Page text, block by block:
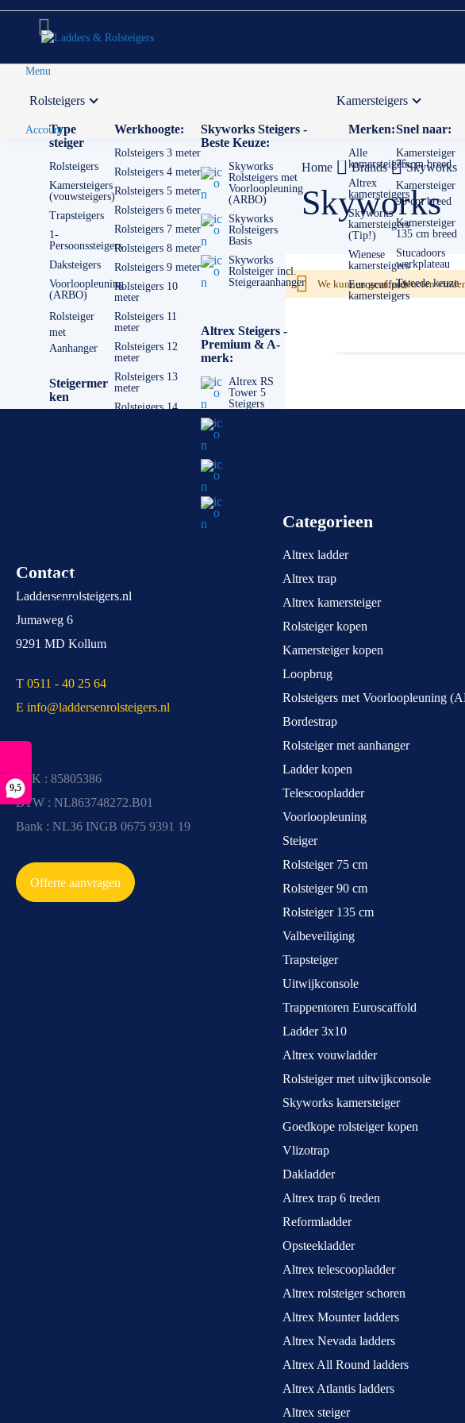
9,5
Menu
Rolsteigers
Type
steiger
Rolsteigers
Kamersteigers
(vouwsteigers)
Trapsteigers
1-
Persoonssteigers
Daksteigers
Voorloopleuning
(ARBO)
Rolsteiger
met
Aanhanger
Steigermer
ken
Steigers voor
particulier
gebruik
Werkhoogte:
Rolsteigers 3 meter
Rolsteigers 4 meter
Rolsteigers 5 meter
Rolsteigers 6 meter
Rolsteigers 7 meter
Rolsteigers 8 meter
Rolsteigers 9 meter
Rolsteigers 10
meter
Rolsteigers 11
meter
Rolsteigers 12
meter
Rolsteigers 13
meter
Rolsteigers 14
Skyworks Steigers -
Beste Keuze:
Skyworks
Rolsteigers met
Voorloopleuning
(ARBO)
Skyworks
Rolsteigers
Basis
Skyworks
Rolsteiger incl.
Steigeraanhanger
Altrex Steigers -
Premium & A-
merk:
Altrex RS
Tower 5
Steigers
Kamersteigers
Merken:
Alle
kamersteigers
Altrex
kamersteigers
Skyworks
kamersteigers
(Tip!)
Wienese
kamersteigers
Euroscaffold
kamersteigers
Snel naar:
Kamersteiger
75 cm breed
Kamersteiger
90 cm breed
Kamersteiger
135 cm breed
Stucadoors
werkplateau
Tweede keuze
Account
Home Brands Skyworks
Skyworks
We kunnen geen producten
Contact
Laddersenrolsteigers.nl
Jumaweg 6
9291 MD Kollum
T 0511 - 40 25 64
E info@laddersenrolsteigers.nl
KvK : 85805386
BTW : NL863748272.B01
Bank : NL36 INGB 0675 9391 19
Offerte aanvragen
Categorieen
Altrex ladder
Altrex trap
Altrex kamersteiger
Rolsteiger kopen
Kamersteiger kopen
Loopbrug
Rolsteigers met Voorloopleuning
Bordestrap
Rolsteiger met aanhanger
Ladder kopen
Telescoopladder
Voorloopleuning
Steiger
Rolsteiger 75 cm
Rolsteiger 90 cm
Rolsteiger 135 cm
Valbeveiliging
Trapsteiger
Uitwijkconsole
Trappentoren Euroscaffold
Ladder 3x10
Altrex vouwladder
Rolsteiger met uitwijkconsole
Skyworks kamersteiger
Goedkope rolsteiger kopen
Vlizotrap
Dakladder
Altrex trap 6 treden
Reformladder
Opsteekladder
Altrex telescoopladder
Altrex rolsteiger schoren
Altrex Mounter ladders
Altrex Nevada ladders
Altrex All Round ladders
Altrex Atlantis ladders
Altrex steiger